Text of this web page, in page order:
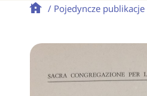
/ Pojedyncze publikacje